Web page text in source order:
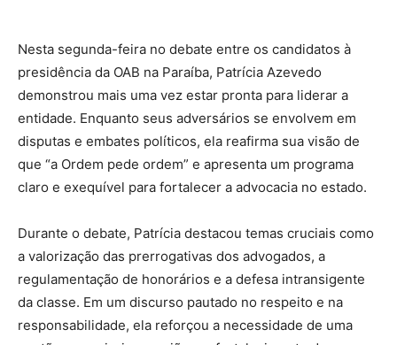
Nesta segunda-feira no debate entre os candidatos à
presidência da OAB na Paraíba, Patrícia Azevedo
demonstrou mais uma vez estar pronta para liderar a
entidade. Enquanto seus adversários se envolvem em
disputas e embates políticos, ela reafirma sua visão de
que “a Ordem pede ordem” e apresenta um programa
claro e exequível para fortalecer a advocacia no estado.
Durante o debate, Patrícia destacou temas cruciais como
a valorização das prerrogativas dos advogados, a
regulamentação de honorários e a defesa intransigente
da classe. Em um discurso pautado no respeito e na
responsabilidade, ela reforçou a necessidade de uma